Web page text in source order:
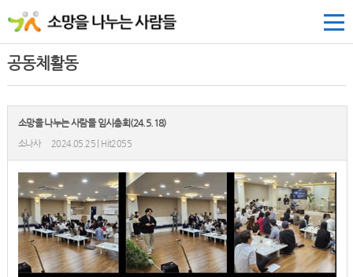
공동체활동
소망을 나누는 사람들 임시총회(24.5.18)
소나사 2024.05.25 | Hit2055